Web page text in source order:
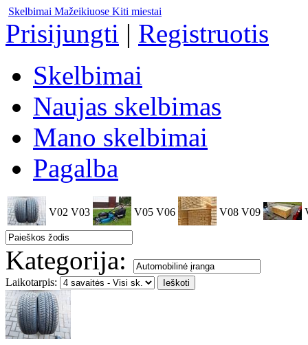
Skelbimai Mažeikiuose Kiti miestai
Prisijungti | Registruotis
Skelbimai
Naujas skelbimas
Mano skelbimai
Pagalba
V02 V03 V05 V06 V08 V09
Kategorija:
Laikotarpis: